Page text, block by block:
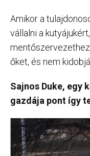
Amikor a
vállalni a
őket, és nem
Sajnos Duke, egy
gazdája pont így